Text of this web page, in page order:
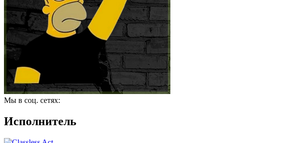
Мы в соц. сетях:
Исполнитель